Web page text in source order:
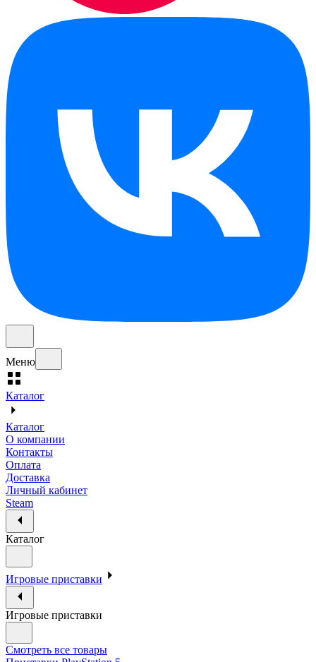
Меню
Каталог
Каталог
О компании
Контакты
Оплата
Доставка
Личный кабинет
Steam
Каталог
Игровые приставки
Игровые приставки
Смотреть все товары